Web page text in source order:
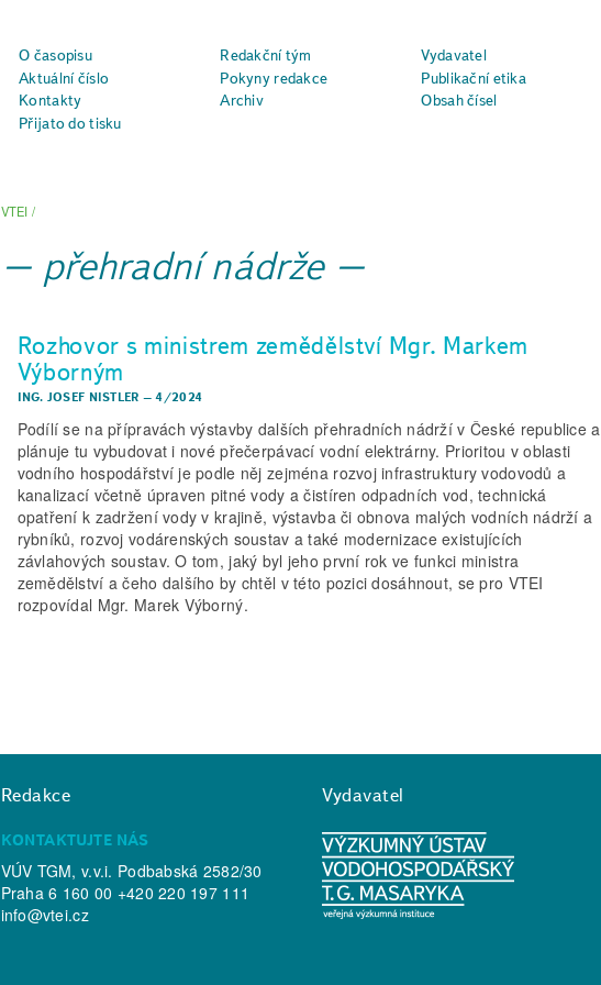
O časopisu Redakční tým
Vydavatel
Aktuální číslo
Pokyny redakce
Publikační etika
Kontakty
Archiv
Obsah čísel
Přijato do tisku
VTEI /
přehradní nádrže
Rozhovor s ministrem zemědělství Mgr. Markem
Výborným
ING. JOSEF NISTLER –4/2024
Podílí se na přípravách výstavby dalších přehradních nádrží v České republice a
plánuje tu vybudovat i nové přečerpávací vodní elektrárny. Prioritou v oblasti
vodního hospodářství je podle něj zejména rozvoj infrastruktury vodovodů a
kanalizací včetně úpraven pitné vody a čistíren odpadních vod, technická
opatření k zadržení vody v krajině, výstavba či obnova malých vodních nádrží a
rybníků, rozvoj vodárenských soustav a také modernizace existujících
závlahových soustav. O tom, jaký byl jeho první rok ve funkci ministra
zemědělství a čeho dalšího by chtěl v této pozici dosáhnout, se pro VTEI
rozpovídal Mgr. Marek Výborný.
Redakce
KONTAKTUJTE NÁS
VÚV TGM, v.v.i. Podbabská 2582/30
Praha 6 160 00 +420 220 197 111
info@vtei.cz
Vydavatel